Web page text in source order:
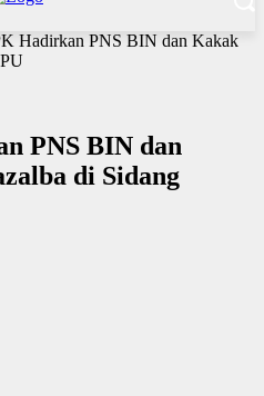
Hadirkan PNS BIN dan Kakak
PNS BIN dan
di Sidang